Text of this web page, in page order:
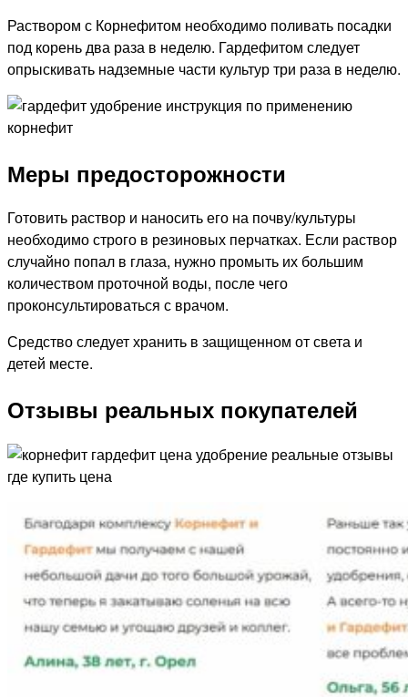
Раствором с Корнефитом необходимо поливать посадки
под корень два раза в неделю. Гардефитом следует
опрыскивать надземные части культур три раза в неделю.
Меры предосторожности
Готовить раствор и наносить его на почву/культуры
необходимо строго в резиновых перчатках. Если раствор
случайно попал в глаза, нужно промыть их большим
количеством проточной воды, после чего
проконсультироваться с врачом.
Средство следует хранить в защищенном от света и
детей месте.
Отзывы реальных покупателей